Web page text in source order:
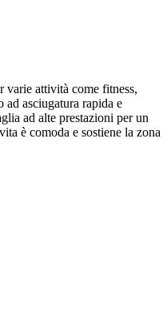
varie attività come fitness,
ad asciugatura rapida e
ad alte prestazioni per un
è comoda e sostiene la zona